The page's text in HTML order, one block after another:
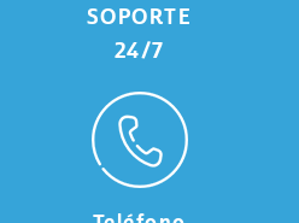
SOPORTE
24/7